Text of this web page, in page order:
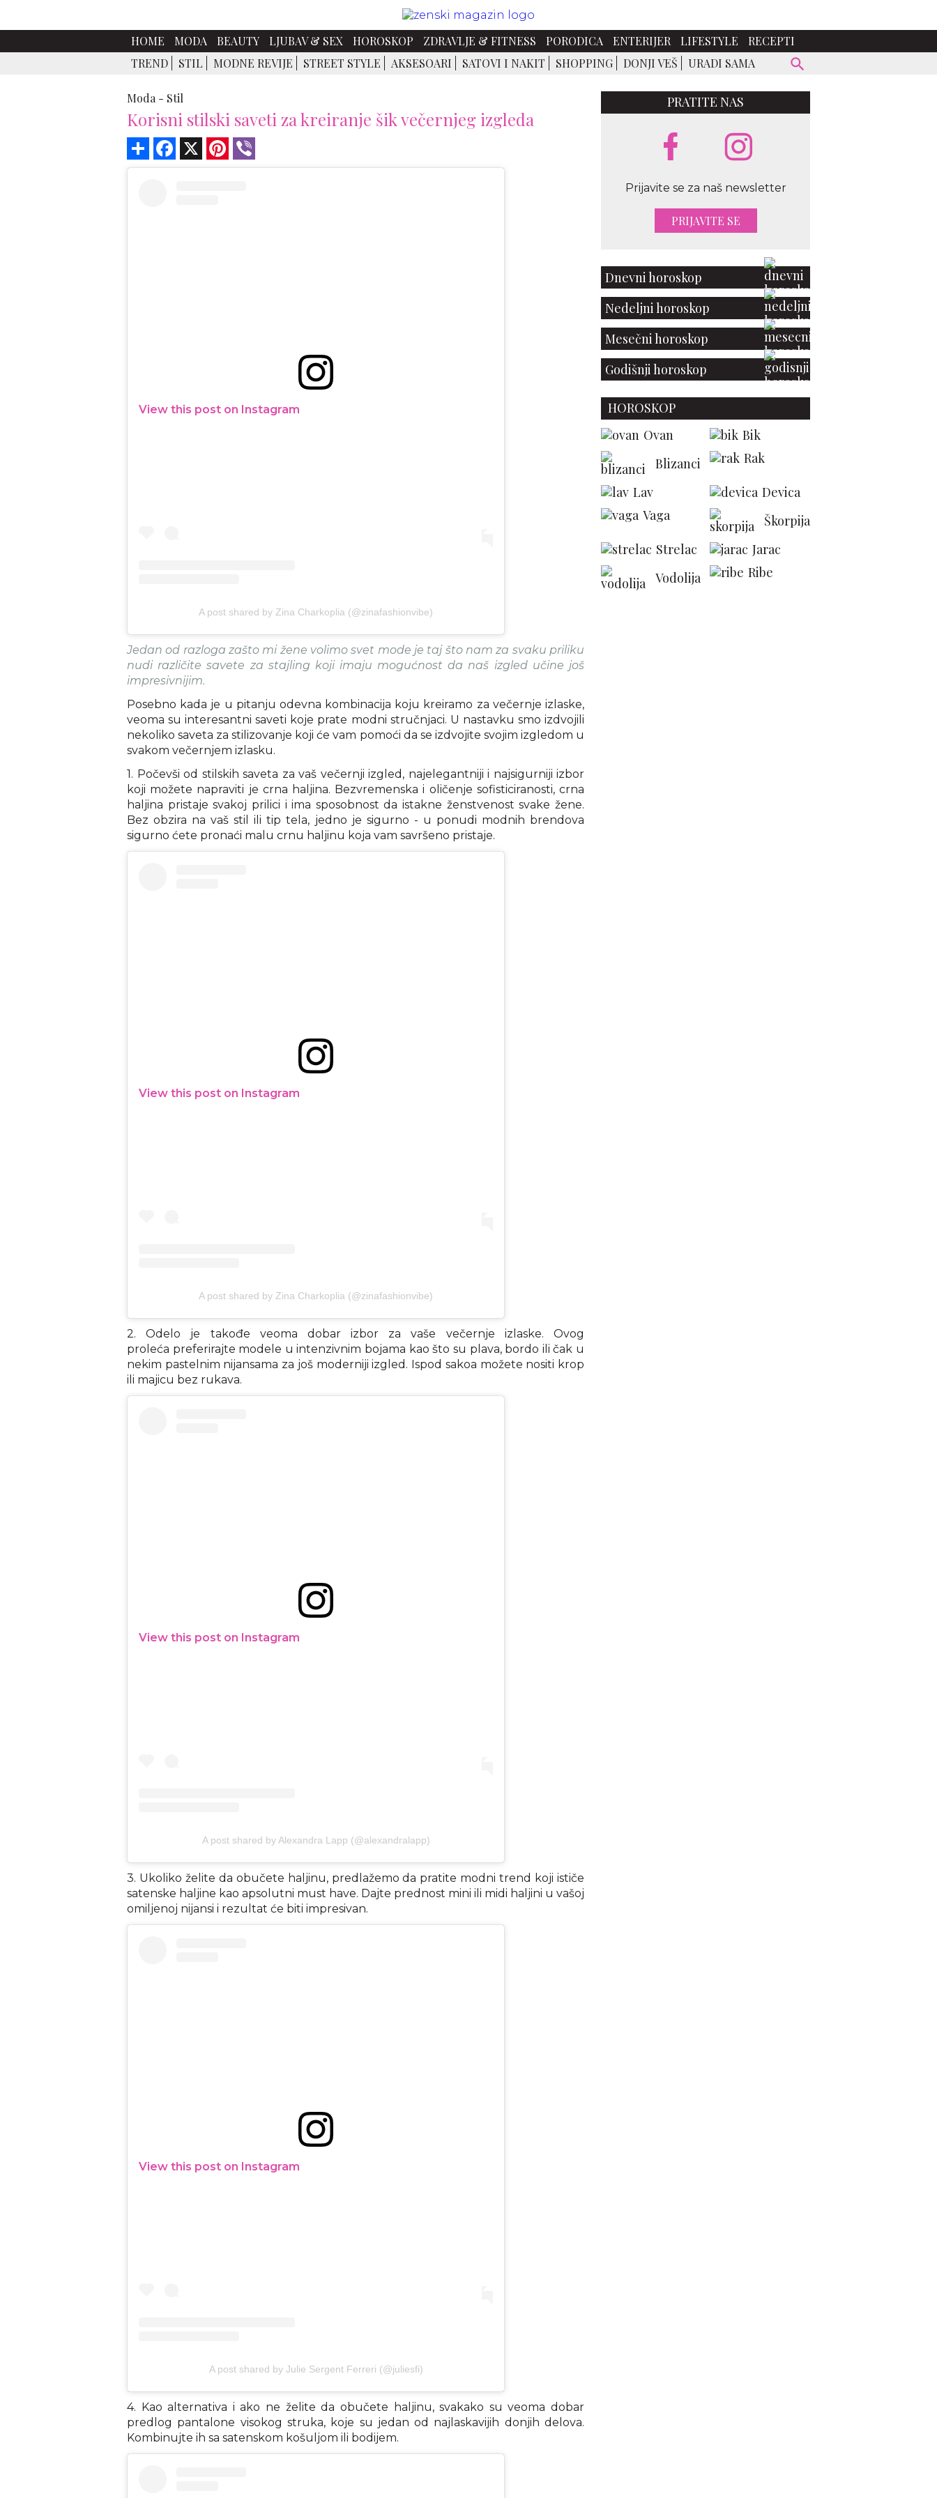
HOME MODA BEAUTY LJUBAV & SEX HOROSKOP ZDRAVLJE & FITNESS PORODICA ENTERIJER LIFESTYLE
RECEPTI
TREND
STIL MODNE REVIJE STREET STYLE AKSESOARI SATOVI I NAKIT SHOPPING DONJI VEŠ URADI SAMA
Moda - Stil
Korisni stilski saveti za kreiranje šik večernjeg izgleda
Share Facebook Pinterest
View this post on Instagram
A post shared by Zina Charkoplia (@zinafashionvibe)
Jedan od razloga zašto mi žene volimo svet mode je taj što nam za svaku priliku
nudi različite savete za stajling koji imaju mogućnost da naš izgled učine još
impresivnijim.
Posebno kada je u pitanju odevna kombinacija koju kreiramo za večernje izlaske,
veoma su interesantni saveti koje prate modni stručnjaci. U nastavku smo izdvojili
nekoliko saveta za stilizovanje koji će vam pomoći da se izdvojite svojim izgledom u
svakom večernjem izlasku.
1. Počevši od stilskih saveta za vaš večernji izgled, najelegantniji i najsigurniji izbor
koji možete napraviti je crna haljina. Bezvremenska i oličenje sofisticiranosti, crna
haljina pristaje svakoj prilici i ima sposobnost da istakne ženstvenost svake žene.
Bez obzira na vaš stil ili tip tela, jedno je sigurno - u ponudi modnih brendova
sigurno ćete pronaći malu crnu haljinu koja vam savršeno pristaje.
View this post on Instagram
A post shared by Zina Charkoplia (@zinafashionvibe)
2. Odelo je takođe veoma dobar izbor za vaše večernje izlaske. Ovog
proleća preferirajte modele u intenzivnim bojama kao što su plava, bordo ili čak u
nekim pastelnim nijansama za još moderniji izgled. Ispod sakoa možete nositi krop
ili majicu bez rukava.
View this post on Instagram
A post shared by Alexandra Lapp (@alexandralapp)
3. Ukoliko želite da obučete haljinu, predlažemo da pratite modni trend koji ističe
satenske haljine kao apsolutni must have. Dajte prednost mini ili midi haljini u vašoj
omiljenoj nijansi i rezultat će biti impresivan.
View this post on Instagram
A post shared by Julie Sergent Ferreri (@juliesfi)
4. Kao alternativa i ako ne želite da obučete haljinu, svakako su veoma dobar
predlog pantalone visokog struka, koje su jedan od najlaskavijih donjih delova.
Kombinujte ih sa satenskom košuljom ili bodijem.
PRATITE NAS
Prijavite se za naš newsletter
PRIJAVITE SE
Dnevni horoskop
Nedeljni horoskop
Mesečni horoskop
Godišnji horoskop
HOROSKOP
Ovan
Bik
Blizanci
Rak
Lav
Devica
Vaga
Škorpija
Strelac
Jarac
Vodolija
Ribe